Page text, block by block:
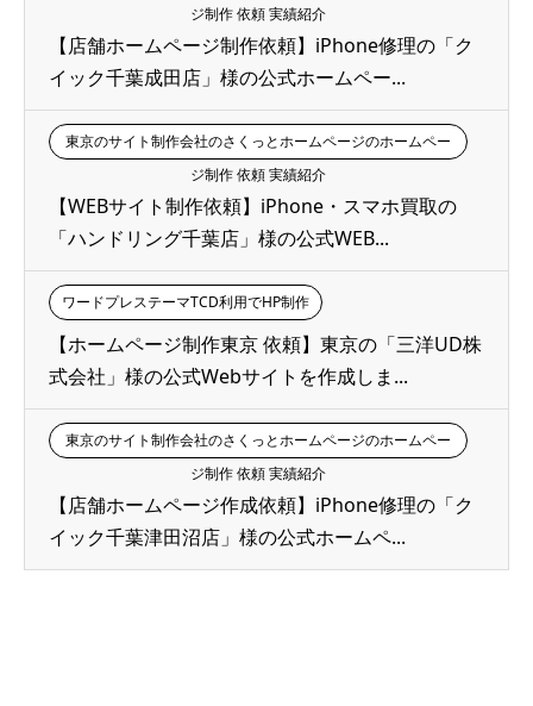
ジ制作 依頼 実績紹介
【店舗ホームページ制作依頼】iPhone修理の「ク
イック千葉成田店」様の公式ホームペー...
東京のサイト制作会社のさくっとホームページのホームペー
ジ制作 依頼 実績紹介
【WEBサイト制作依頼】iPhone・スマホ買取の
「ハンドリング千葉店」様の公式WEB...
ワードプレステーマTCD利用でHP制作
【ホームページ制作東京 依頼】東京の「三洋UD株
式会社」様の公式Webサイトを作成しま...
東京のサイト制作会社のさくっとホームページのホームペー
ジ制作 依頼 実績紹介
【店舗ホームページ作成依頼】iPhone修理の「ク
イック千葉津田沼店」様の公式ホームペ...